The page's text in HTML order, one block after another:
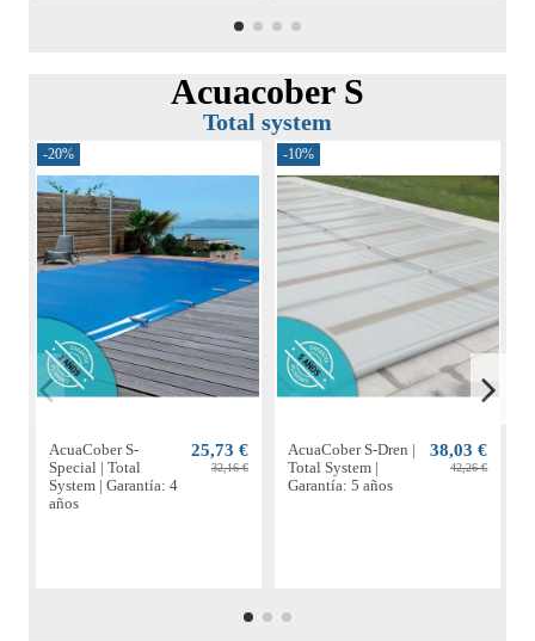
Acuacober S
Total system
-20%
AcuaCober S-
Special | Total
System | Garantía: 4
años
25,73 €
32,16 €
-10%
AcuaCober S-Dren |
Total System |
Garantía: 5 años
38,03 €
42,26 €